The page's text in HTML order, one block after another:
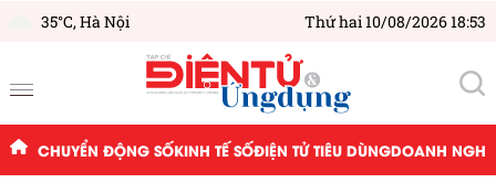
35°C,Hà Nội Thứ hai 10/08/2026 18:53
CHUYỂN ĐỘNG SỐKINH TẾ SỐĐIỆN TỬ TIÊU DÙNGDOANH